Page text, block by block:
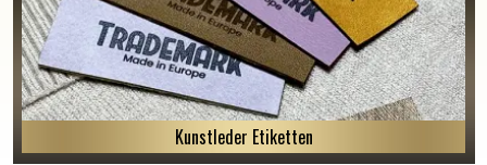
Kunstleder Etiketten